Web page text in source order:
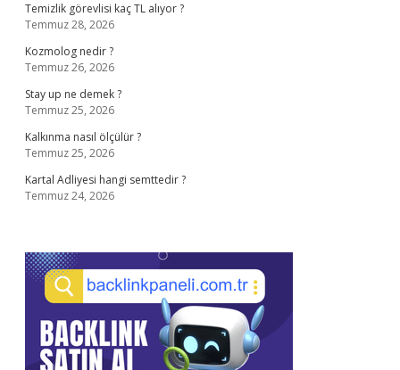
Temizlik görevlisi kaç TL alıyor ?
Temmuz 28, 2026
Kozmolog nedir ?
Temmuz 26, 2026
Stay up ne demek ?
Temmuz 25, 2026
Kalkınma nasıl ölçülür ?
Temmuz 25, 2026
Kartal Adliyesi hangi semttedir ?
Temmuz 24, 2026